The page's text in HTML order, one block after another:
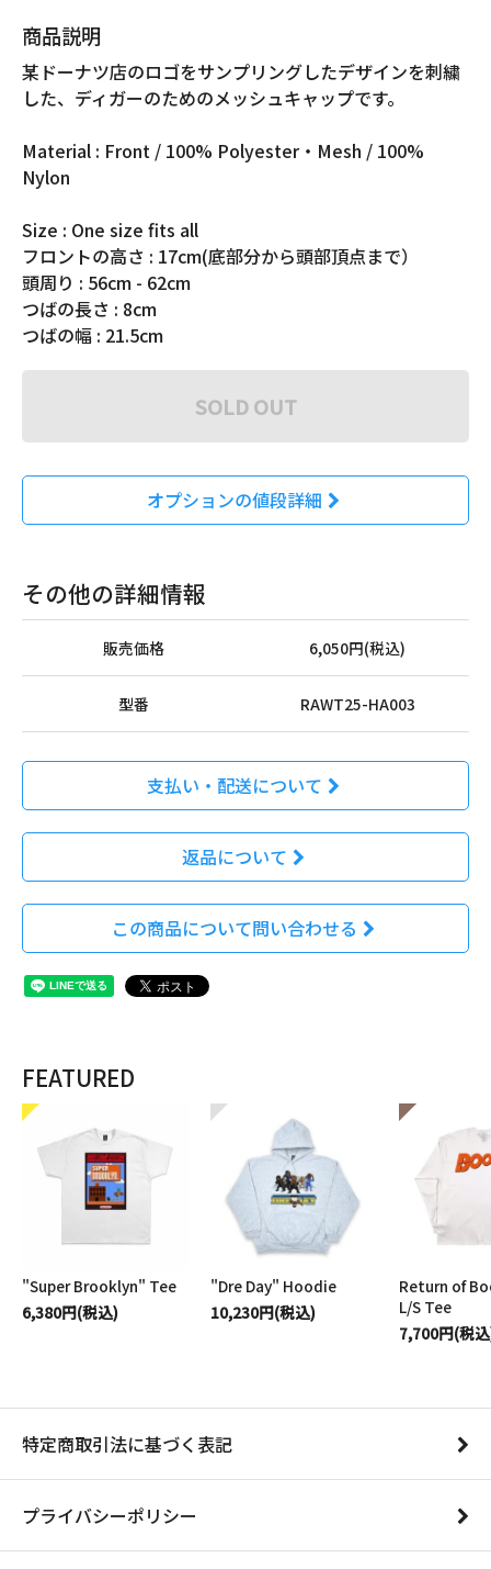
商品説明
某ドーナツ店のロゴをサンプリングしたデザインを刺繍
した、ディガーのためのメッシュキャップです。
Material : Front / 100% Polyester・Mesh / 100%
Nylon
Size : One size fits all
フロントの高さ : 17cm(底部分から頭部頂点まで）
頭周り : 56cm - 62cm
つばの長さ : 8cm
つばの幅 : 21.5cm
SOLD OUT
オプションの値段詳細
その他の詳細情報
販売価格 6,050円(税込)
型番 RAWT25-HA003
支払い・配送について
返品について
この商品について問い合わせる
FEATURED
"Super Brooklyn" Tee
6,380円(税込)
"Dre Day" Hoodie
10,230円(税込)
Return of
L/S Tee
7,700円(税
特定商取引法に基づく表記
プライバシーポリシー